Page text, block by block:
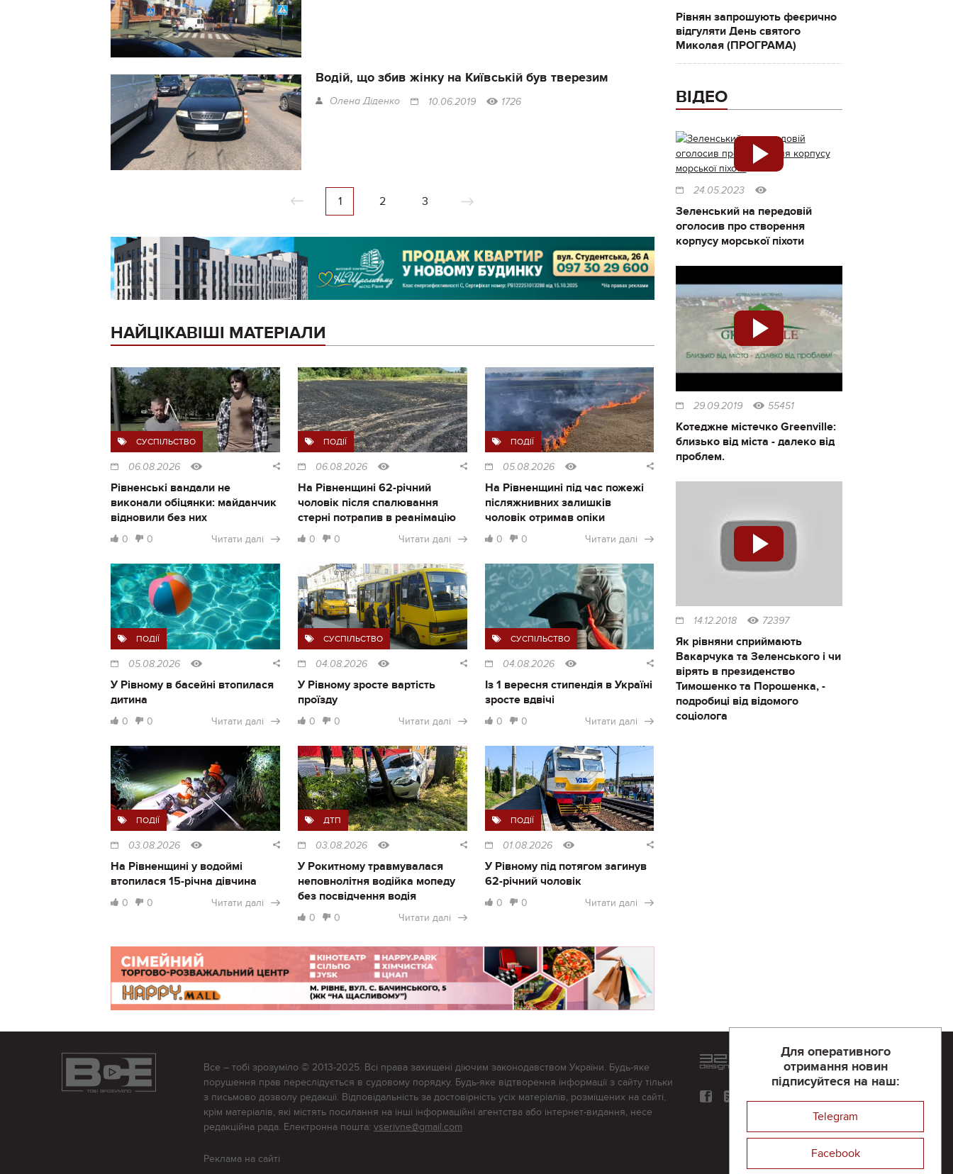
Водій, що збив жінку на Київській був тверезим
Олена Діденко 10.06.2019 1726
1 2 3
НАЙЦІКАВІШІ МАТЕРІАЛИ
СУСПІЛЬСТВО
06.08.2026
Рівненські вандали не
виконали обіцянки: майданчик
відновили без них
0 0 Читати далі
ПОДІЇ
06.08.2026
На Рівненщині 62-річний
чоловік після спалювання
стерні потрапив в реанімацію
0 0 Читати далі
ПОДІЇ
05.08.2026
На Рівненщині під час пожежі
післяжнивних залишків
чоловік отримав опіки
0 0 Читати далі
ПОДІЇ
05.08.2026
У Рівному в басейні втопилася
дитина
0 0 Читати далі
СУСПІЛЬСТВО
04.08.2026
У Рівному зросте вартість
проїзду
0 0 Читати далі
СУСПІЛЬСТВО
04.08.2026
Із 1 вересня стипендія в Україні
зросте вдвічі
0 0 Читати далі
ПОДІЇ
03.08.2026
На Рівненщині у водоймі
втопилася 15-річна дівчина
0 0 Читати далі
ДТП
03.08.2026
У Рокитному травмувалася
неповнолітня водійка мопеду
без посвідчення водія
0 0 Читати далі
ПОДІЇ
01.08.2026
У Рівному під потягом загинув
62-річний чоловік
0 0 Читати далі
Рівнян запрошують феєрично
відгуляти День святого
Миколая (ПРОГРАМА)
ВІДЕО
24.05.2023
Зеленський на передовій
оголосив про створення
корпусу морської піхоти
29.09.2019 55451
Котеджне містечко Greenville:
близько від міста - далеко від
проблем.
14.12.2018 72397
Як рівняни сприймають
Вакарчука та Зеленського і чи
вірять в президенство
Тимошенко та Порошенка, -
подробиці від відомого
соціолога
Для оперативного
отримання новин
підписуйтеся на наш:
Telegram
Facebook
Все – тобі зрозуміло © 2013-2025. Всі права захищені діючим законодавством України. Будь-яке
порушення прав переслідується в судовому порядку. Будь-яке відтворення інформації з сайту тільки
з письмово дозволу редакції. Відповідальність за достовірність усіх матеріалів, розміщених на сайті,
крім матеріалів, які містять посилання на інші інформаційні агентства або інтернет-видання, несе
редакційна рада. Електронна пошта: vserivne@gmail.com
Реклама на сайті
Розроблений та підтримується
компанії 32х32